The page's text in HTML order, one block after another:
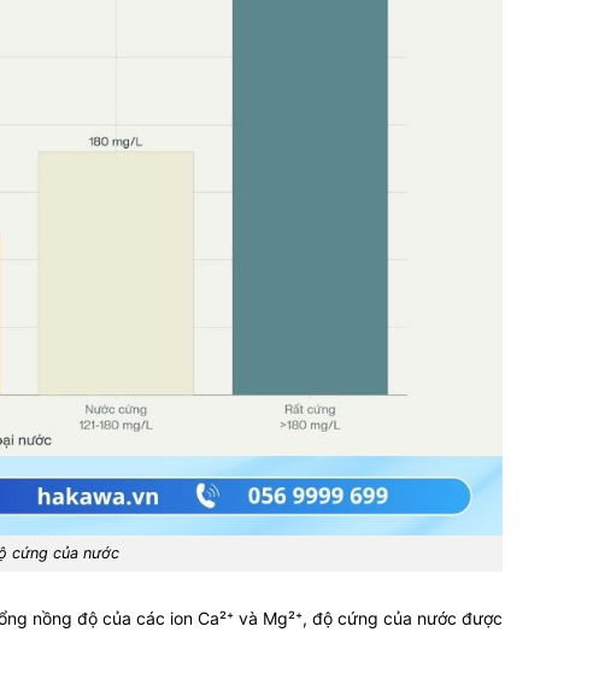
cứng của nước
nồng độ của các ion Ca²⁺ và Mg²⁺, độ cứng của nước được